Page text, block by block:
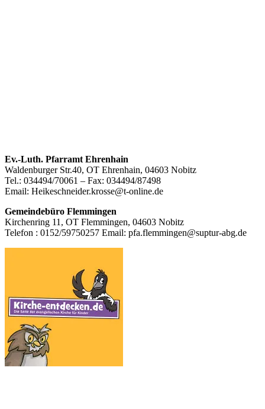
Footer
Inhalt
Ev.-Luth. Pfarramt Ehrenhain
Waldenburger Str.40, OT Ehrenhain, 04603 Nobitz
Tel.: 034494/70061 – Fax: 034494/87498
Email: Heikeschneider.krosse@t-online.de
Gemeindebüro Flemmingen
Kirchenring 11, OT Flemmingen, 04603 Nobitz
Telefon : 0152/59750257 Email: pfa.flemmingen@suptur-abg.de